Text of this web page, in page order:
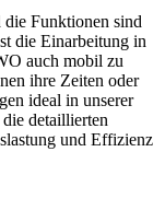
Funktionen sind
die Einarbeitung in
auch mobil zu
ihre Zeiten oder
ideal in unserer
detaillierten
und Effizienz